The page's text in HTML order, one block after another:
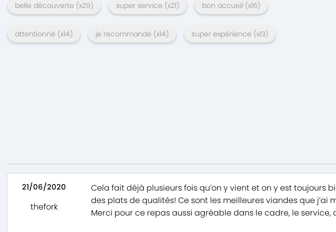
belle découverte (x29) super service (x21) bon accueil (x16)
attentionné (x14) je recommande (x14) super expérience (x13)
21/06/2020
thefork
Cela fait déjà plusieurs fois qu’on y vient et on y est toujours
des plats de qualités! Ce sont les meilleures viandes que j’ai
Merci pour ce repas aussi agréable dans le cadre, le